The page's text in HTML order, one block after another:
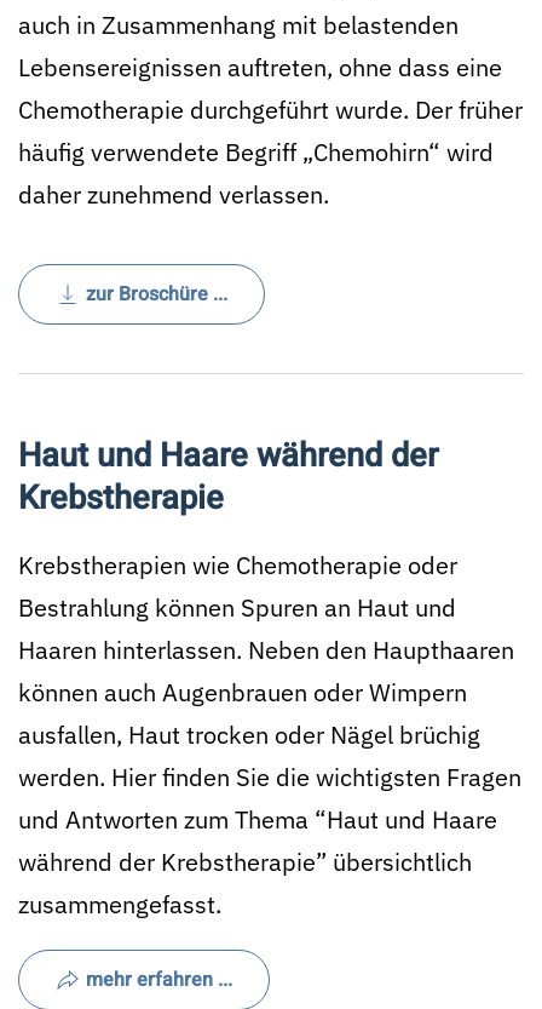
auch in Zusammenhang mit belastenden
Lebensereignissen auftreten, ohne dass eine
Chemotherapie durchgeführt wurde. Der früher
häufig verwendete Begriff „Chemohirn“ wird
daher zunehmend verlassen.
zur Broschüre ...
Haut und Haare während der
Krebstherapie
Krebstherapien wie Chemotherapie oder
Bestrahlung können Spuren an Haut und
Haaren hinterlassen. Neben den Haupthaaren
können auch Augenbrauen oder Wimpern
ausfallen, Haut trocken oder Nägel brüchig
werden. Hier finden Sie die wichtigsten Fragen
und Antworten zum Thema “Haut und Haare
während der Krebstherapie” übersichtlich
zusammengefasst.
mehr erfahren ...